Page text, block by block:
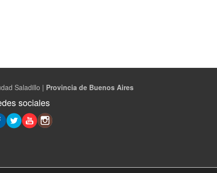
Saladillo | Provincia de Buenos Aires
sociales